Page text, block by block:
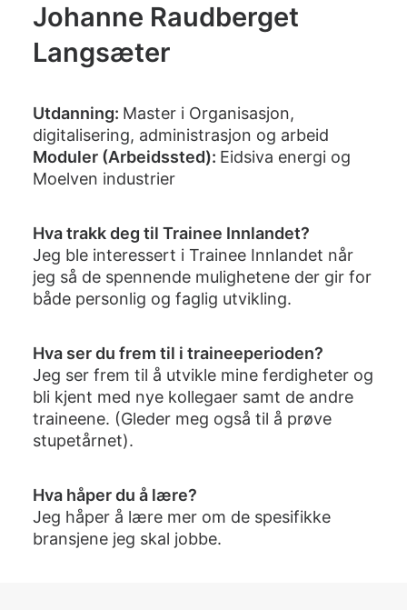
Johanne Raudberget
Langsæter
Utdanning: Master i Organisasjon,
digitalisering, administrasjon og arbeid
Moduler (Arbeidssted): Eidsiva energi og
Moelven industrier
Hva trakk deg til Trainee Innlandet?
Jeg ble interessert i Trainee Innlandet når
jeg så de spennende mulighetene der gir for
både personlig og faglig utvikling.
Hva ser du frem til i traineeperioden?
Jeg ser frem til å utvikle mine ferdigheter og
bli kjent med nye kollegaer samt de andre
traineene. (Gleder meg også til å prøve
stupetårnet).
Hva håper du å lære?
Jeg håper å lære mer om de spesifikke
bransjene jeg skal jobbe.